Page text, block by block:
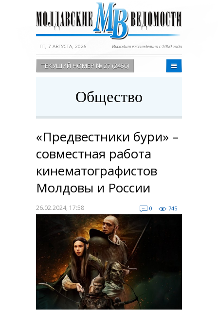
ПТ, 7 АВГУСТА, 2026 Выходит еженедельно с 2000 года
ТЕКУЩИЙ НОМЕР № 27 (2450)
Общество
«Предвестники бури» –
совместная работа
кинематографистов
Молдовы и России
26.02.2024, 17:58 0 745